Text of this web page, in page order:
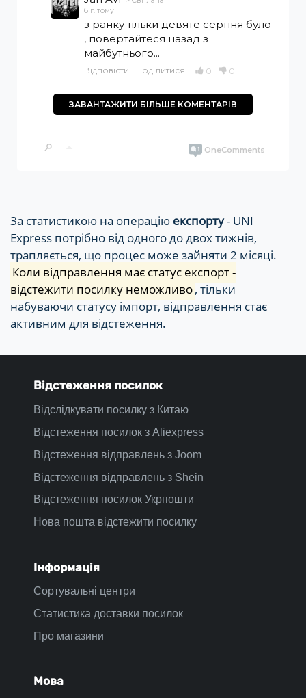
За статистикою на операцію експорту- UNI
Express потрібно від одного до двох тижнів,
трапляється, що процес може зайняти 2 місяці.
Коли відправлення має статус експорт -
відстежити посилку неможливо, тільки
набуваючи статусу імпорт, відправлення стає
активним для відстеження.
Відстеження посилок
Відслідкувати посилку з Китаю
Відстеження посилок з Aliexpress
Відстеження відправлень з Joom
Відстеження відправлень з Shein
Відстеження посилок Укрпошти
Нова пошта відстежити посилку
Інформація
Сортувальні центри
Статистика доставки посилок
Про магазини
Мова